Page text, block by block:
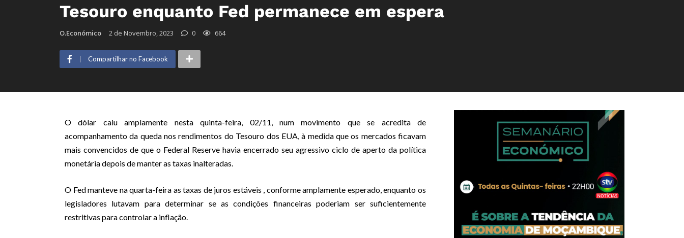
Tesouro enquanto Fed permanece em espera
O.Económico 2 de Novembro, 2023 0 664
Compartilhar no Facebook
O dólar caiu amplamente nesta quinta-feira, 02/11, num movimento que se acredita de
acompanhamento da queda nos rendimentos do Tesouro dos EUA, à medida que os mercados ficavam
mais convencidos de que o Federal Reserve havia encerrado seu agressivo ciclo de aperto da política
monetária depois de manter as taxas inalteradas.
O Fed manteve na quarta-feira as taxas de juros estáveis , conforme amplamente esperado, enquanto os
legisladores lutavam para determinar se as condições financeiras poderiam ser suficientemente
restritivas para controlar a inflação.